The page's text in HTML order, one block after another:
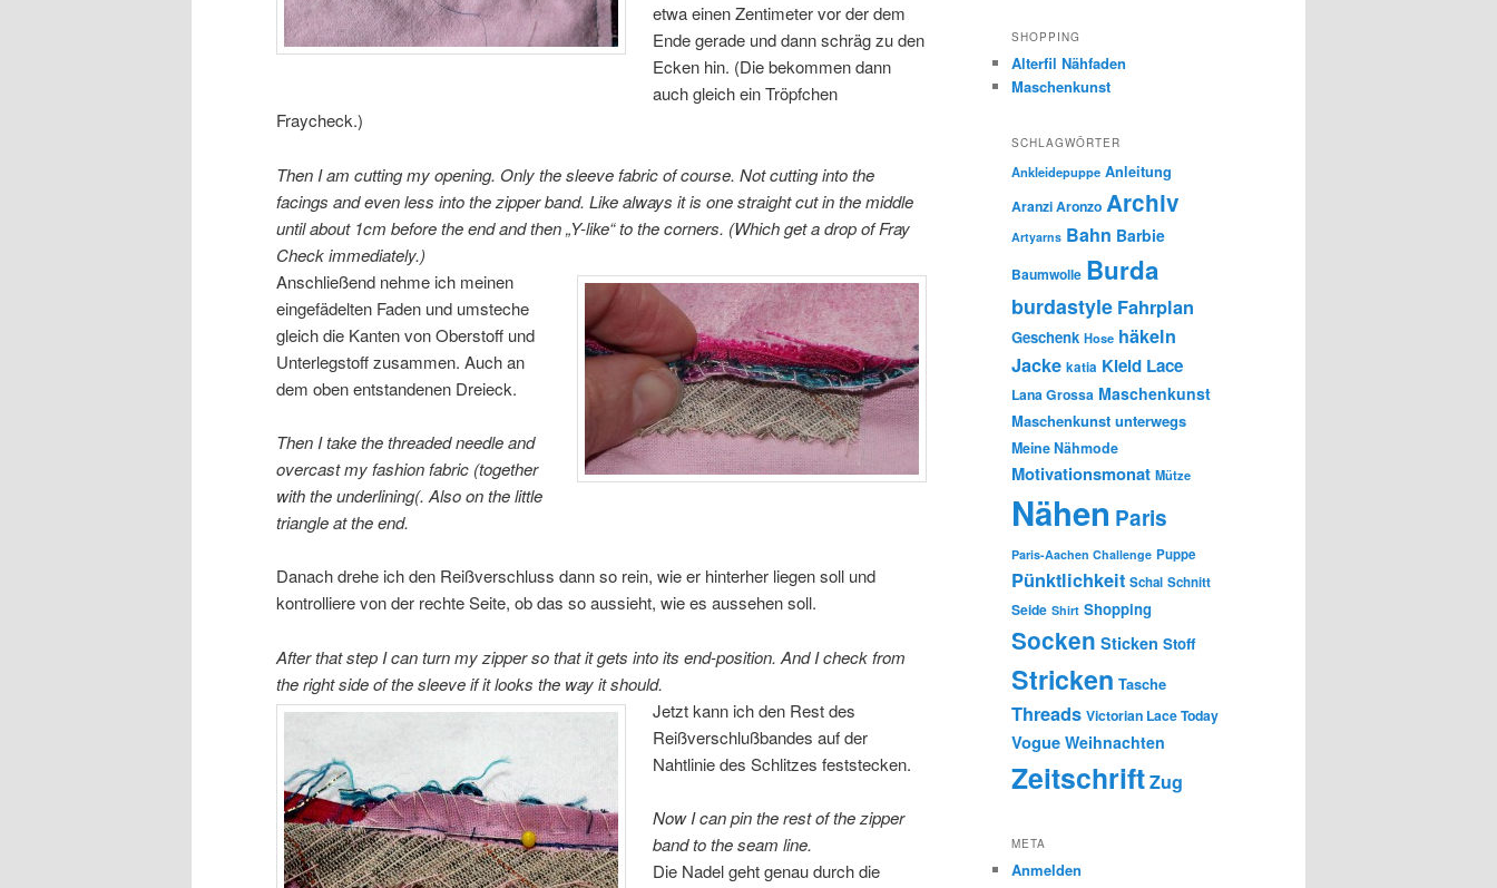
etwa einen Zentimeter vor der dem
Ende gerade und dann schräg zu den
Ecken hin. (Die bekommen dann
auch gleich ein Tröpfchen
Fraycheck.)
Then I am cutting my opening. Only the sleeve fabric of course. Not cutting into the
facings and even less into the zipper band. Like always it is one straight cut in the middle
until about 1cm before the end and then „Y-like“ to the corners. (Which get a drop of Fray
Check immediately.)
Anschließend nehme ich meinen
eingefädelten Faden und umsteche
gleich die Kanten von Oberstoff und
Unterlegstoff zusammen. Auch an
dem oben entstandenen Dreieck.
Then I take the threaded needle and
overcast my fashion fabric (together
with the underlining(. Also on the little
triangle at the end.
Danach drehe ich den Reißverschluss dann so rein, wie er hinterher liegen soll und
kontrolliere von der rechte Seite, ob das so aussieht, wie es aussehen soll.
After that step I can turn my zipper so that it gets into its end-position. And I check from
the right side of the sleeve if it looks the way it should.
Jetzt kann ich den Rest des
Reißverschlußbandes auf der
Nahtlinie des Schlitzes feststecken.
Now I can pin the rest of the zipper
band to the seam line.
Die Nadel geht genau durch die
SHOPPING
Alterfil Nähfaden
Maschenkunst
SCHLAGWÖRTER
Ankleidepuppe Anleitung
Aranzi Aronzo Archiv
Artyarns Bahn Barbie
Baumwolle Burda
burdastyle Fahrplan
Geschenk Hose häkeln
Jacke katia Kleid Lace
Lana Grossa Maschenkunst
Maschenkunst unterwegs
Meine Nähmode
Motivationsmonat Mütze
Nähen Paris
Paris-Aachen Challenge Puppe
Pünktlichkeit Schal Schnitt
Seide Shirt Shopping
Socken Sticken Stoff
Stricken Tasche
Threads Victorian Lace Today
Vogue Weihnachten
ZeitschriftZug
META
Anmelden